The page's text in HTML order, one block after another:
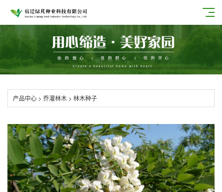
产品中心 > 乔灌林木 > 林木种子